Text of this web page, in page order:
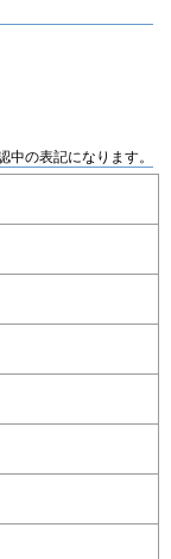
中の表記になります。